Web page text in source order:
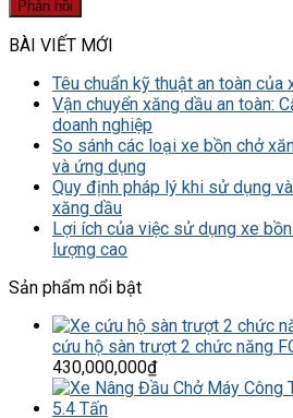
BÀI VIẾT MỚI
Têu chuẩn kỹ thuật an toàn của
Vận chuyển xăng dầu an toàn:
doanh nghiệp
So sánh các loại xe bồn chở
và ứng dụng
Quy định pháp lý khi sử dụng
xăng dầu
Lợi ích của việc sử dụng xe
lượng cao
Sản phẩm nổi bật
cứu hộ sàn trượt 2 chức năng
430,000,000₫